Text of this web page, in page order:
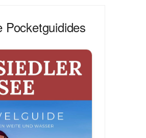
Pocketguidides